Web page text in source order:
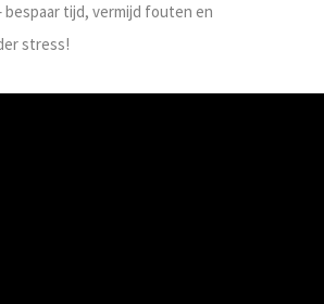
bespaar tijd, vermijd fouten en
stress!